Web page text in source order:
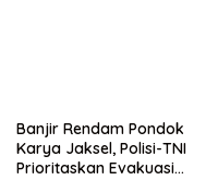
Banjir Rendam Pondok
Karya Jaksel, Polisi-TNI
Prioritaskan Evakuasi